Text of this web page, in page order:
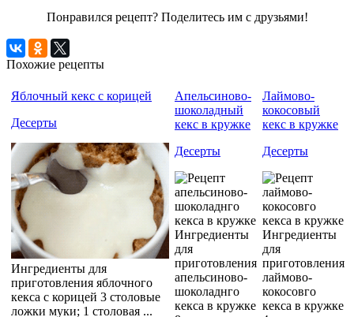
Понравился рецепт? Поделитесь им с друзьями!
Похожие рецепты
Яблочный кекс с корицей
Десерты
Ингредиенты для
приготовления яблочного
кекса с корицей 3 столовые
ложки муки; 1 столовая ...
Апельсиново-
шоколадный
кекс в кружке
Десерты
Ингредиенты
для
приготовления
апельсиново-
шоколаднго
кекса в кружке
Лаймово-
кокосовый
кекс в кружке
Десерты
Ингредиенты
для
приготовления
лаймово-
кокосовго
кекса в кружке